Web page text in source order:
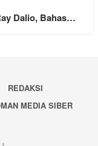
Dalio, Bahas…
REDAKSI
MEDIA SIBER